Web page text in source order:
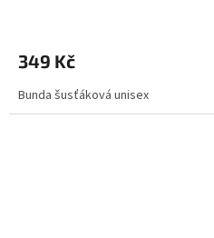
349 Kč
Bunda šusťáková unisex